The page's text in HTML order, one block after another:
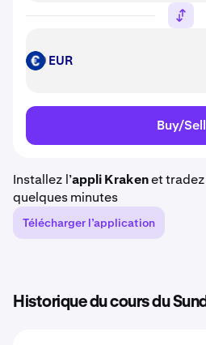
EUR EUR
Buy/Sell
Installez l’appli Krakenet
quelques minutes
Télécharger l’application
Historique du cours du